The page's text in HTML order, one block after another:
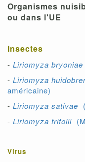
Organismes
ou dans l'UE
Insectes
- Liriomyza bryoniae
- Liriomyza
américaine)
- Liriomyza sativae
- Liriomyza trifolii
Virus